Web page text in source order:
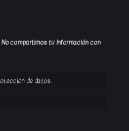
compartimos tu información con
de datos.